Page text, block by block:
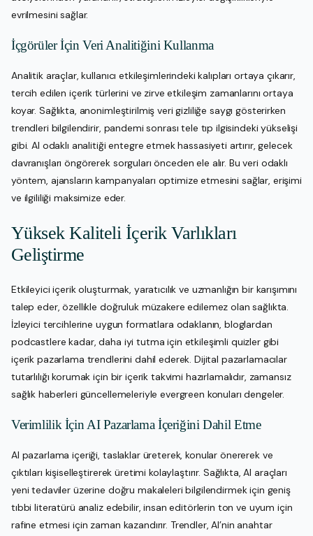
evrilmesini sağlar.
İçgörüler İçin Veri Analitiğini Kullanma
Analitik araçlar, kullanıcı etkileşimlerindeki kalıpları ortaya çıkarır,
tercih edilen içerik türlerini ve zirve etkileşim zamanlarını ortaya
koyar. Sağlıkta, anonimleştirilmiş veri gizliliğe saygı gösterirken
trendleri bilgilendirir, pandemi sonrası tele tıp ilgisindeki yükselişi
gibi. AI odaklı analitiği entegre etmek hassasiyeti artırır, gelecek
davranışları öngörerek sorguları önceden ele alır. Bu veri odaklı
yöntem, ajansların kampanyaları optimize etmesini sağlar, erişimi
ve ilgililiği maksimize eder.
Yüksek Kaliteli İçerik Varlıkları
Geliştirme
Etkileyici içerik oluşturmak, yaratıcılık ve uzmanlığın bir karışımını
talep eder, özellikle doğruluk müzakere edilemez olan sağlıkta.
İzleyici tercihlerine uygun formatlara odaklanın, bloglardan
podcastlere kadar, daha iyi tutma için etkileşimli quizler gibi
içerik pazarlama trendlerini dahil ederek. Dijital pazarlamacılar
tutarlılığı korumak için bir içerik takvimi hazırlamalıdır, zamansız
sağlık haberleri güncellemeleriyle evergreen konuları dengeler.
Verimlilik İçin AI Pazarlama İçeriğini Dahil Etme
AI pazarlama içeriği, taslaklar üreterek, konular önererek ve
çıktıları kişiselleştirerek üretimi kolaylaştırır. Sağlıkta, AI araçları
yeni tedaviler üzerine doğru makaleleri bilgilendirmek için geniş
tıbbi literatürü analiz edebilir, insan editörlerin ton ve uyum için
rafine etmesi için zaman kazandırır. Trendler, AI’nin anahtar